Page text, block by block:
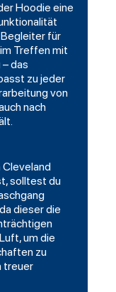
Hoodie eine
für
Treffen mit
das
zu jeder
von
nach
Cleveland
solltest du
dieser die
um die
zu
treuer